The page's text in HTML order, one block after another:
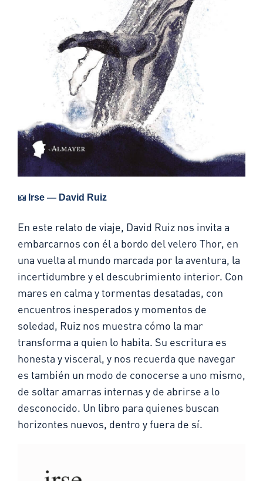
📖 Irse — David Ruiz
En este relato de viaje, David Ruiz nos invita a
embarcarnos con él a bordo del velero Thor, en
una vuelta al mundo marcada por la aventura, la
incertidumbre y el descubrimiento interior. Con
mares en calma y tormentas desatadas, con
encuentros inesperados y momentos de
soledad, Ruiz nos muestra cómo la mar
transforma a quien lo habita. Su escritura es
honesta y visceral, y nos recuerda que navegar
es también un modo de conocerse a uno mismo,
de soltar amarras internas y de abrirse a lo
desconocido. Un libro para quienes buscan
horizontes nuevos, dentro y fuera de sí.